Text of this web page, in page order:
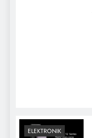
ELEKTRONIK